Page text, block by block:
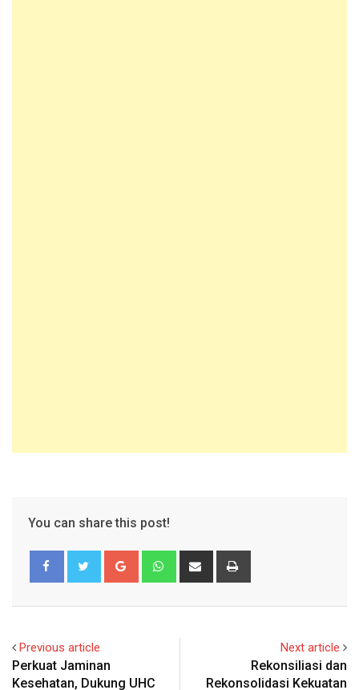
You can share this post!
Google+ WhatsappShare
Previous article
Perkuat Jaminan
Kesehatan, Dukung UHC
Next article
Rekonsiliasi dan
Rekonsolidasi Kekuatan